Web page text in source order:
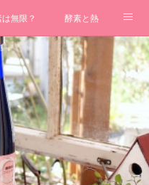
無限？ 酵素と熱